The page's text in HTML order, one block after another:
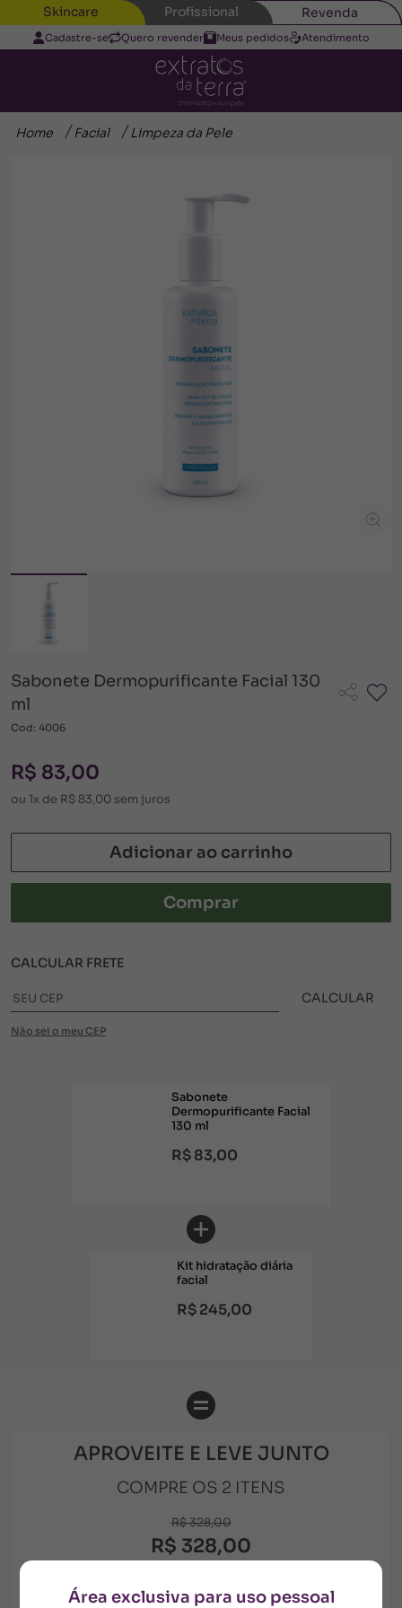
Skincare Profissional Revenda
Cadastre-se Quero revender Meus pedidos Atendimento
Home Facial Limpeza da Pele
Sabonete Dermopurificante Facial 130
ml
Cod: 4006
R$ 83,00
ou 1x de R$ 83,00 sem juros
Adicionar ao carrinho
Comprar
CALCULAR FRETE
CALCULAR
Não sei o meu CEP
Sabonete
Dermopurificante Facial
130 ml
R$ 83,00
Kit hidratação diária
facial
R$ 245,00
APROVEITE E LEVE JUNTO
COMPRE OS 2 ITENS
R$ 328,00
R$ 328,00
Área exclusiva para uso pessoal